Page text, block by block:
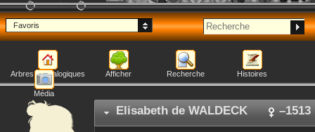
Favoris
Arbres généalogiques Afficher Recherche Histoires
Média
Elisabeth de WALDECK –1513